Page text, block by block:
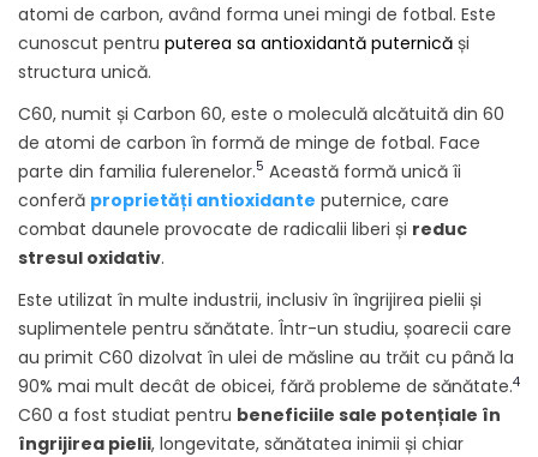
atomi de carbon, având forma unei mingi de fotbal. Este
cunoscut pentru puterea sa antioxidantă puternică și
structura unică.
C60, numit și Carbon 60, este o moleculă alcătuită din 60
de atomi de carbon în formă de minge de fotbal. Face
parte din familia fulerenelor.5 Această formă unică îi
conferă proprietăți antioxidante puternice, care
combat daunele provocate de radicalii liberi și reduc
stresul oxidativ.
Este utilizat în multe industrii, inclusiv în îngrijirea pielii și
suplimentele pentru sănătate. Într-un studiu, șoarecii care
au primit C60 dizolvat în ulei de măsline au trăit cu până la
90% mai mult decât de obicei, fără probleme de sănătate.4
C60 a fost studiat pentru beneficiile sale potențiale în
îngrijirea pielii, longevitate, sănătatea inimii și chiar